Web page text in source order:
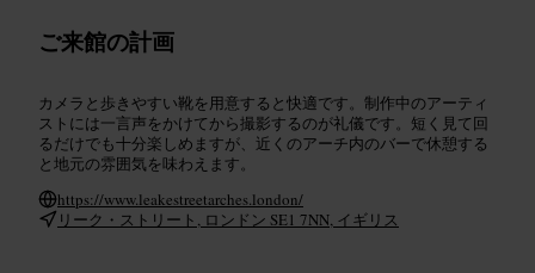
ご来館の計画
カメラと歩きやすい靴を用意すると快適です。制作中のアーティ
ストには一言声をかけてから撮影するのが礼儀です。短く見て回
るだけでも十分楽しめますが、近くのアーチ内のバーで休憩する
と地元の雰囲気を味わえます。
https://www.leakestreetarches.london/
リーク・ストリート, ロンドン SE1 7NN, イギリス